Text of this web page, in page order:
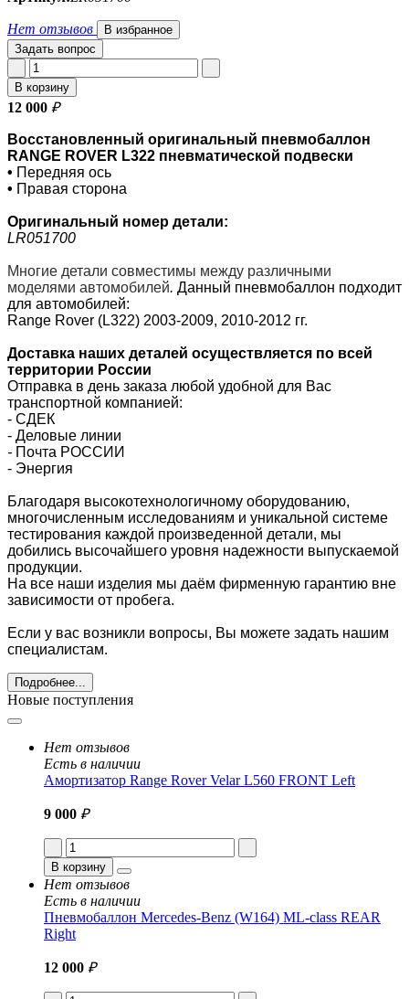
Нет отзывов
В избранное
Задать вопрос
В корзину
12 000 ₽
Восстановленный оригинальный пневмобаллон
RANGE ROVER L322 пневматической подвески
• Передняя ось
• Правая сторона
Оригинальный номер детали:
LR051700
Многие детали совместимы между различными
моделями автомобилей. Данный пневмобаллон подходит
для автомобилей:
Range Rover (L322) 2003-2009, 2010-2012 гг.
Доставка наших деталей осуществляется по всей
территории России
Отправка в день заказа любой удобной для Вас
транспортной компанией:
- СДЕК
- Деловые линии
- Почта РОССИИ
- Энергия
Благодаря высокотехнологичному оборудованию,
многочисленным исследованиям и уникальной системе
тестирования каждой произведенной детали, мы
добились высочайшего уровня надежности выпускаемой
продукции.
На все наши изделия мы даём фирменную гарантию вне
зависимости от пробега.
Если у вас возникли вопросы, Вы можете задать нашим
специалистам.
Подробнее...
Новые поступления
Нет отзывов
Есть в наличии
Амортизатор Range Rover Velar L560 FRONT Left
9 000 ₽
В корзину
Нет отзывов
Есть в наличии
Пневмобаллон Mercedes-Benz (W164) ML-class REAR
Right
12 000 ₽